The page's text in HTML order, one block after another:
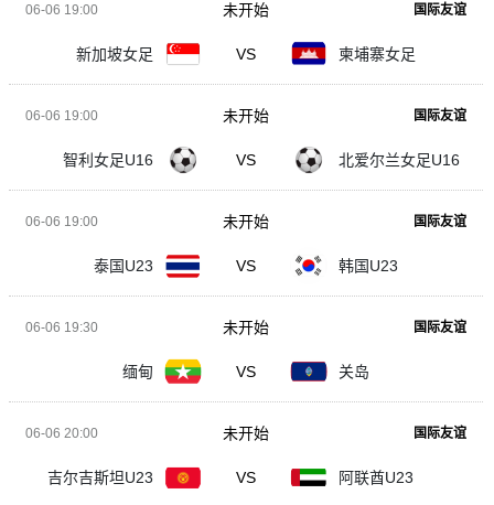
06-06 19:00 国际友谊
新加坡女足 VS 柬埔寨女足
未开始
06-06 19:00 国际友谊
智利女足U16 VS 北爱尔兰女足U16
未开始
06-06 19:00 国际友谊
泰国U23 VS 韩国U23
未开始
06-06 19:30 国际友谊
缅甸 VS 关岛
未开始
06-06 20:00 国际友谊
吉尔吉斯坦U23 VS 阿联酋U23
未开始